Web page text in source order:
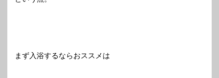
まず入浴するならおススメは